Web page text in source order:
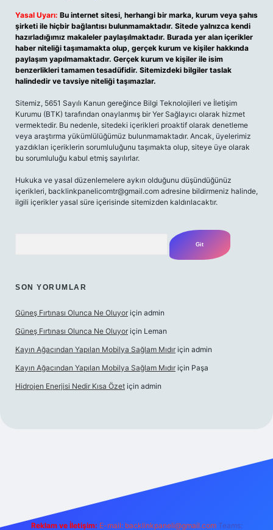
Yasal Uyarı: Bu internet sitesi, herhangi bir marka, kurum veya şahıs
şirketi ile hiçbir bağlantısı bulunmamaktadır. Sitede yalnızca kendi
hazırladığımız makaleler paylaşılmaktadır. Burada yer alan içerikler
haber niteliği taşımamakta olup, gerçek kurum ve kişiler hakkında
paylaşım yapılmamaktadır. Gerçek kurum ve kişiler ile isim
benzerlikleri tamamen tesadüfidir. Sitemizdeki bilgiler taslak
halindedir ve tavsiye niteliği taşımazlar.
Sitemiz, 5651 Sayılı Kanun gereğince Bilgi Teknolojileri ve İletişim
Kurumu (BTK) tarafından onaylanmış bir Yer Sağlayıcı olarak hizmet
vermektedir. Bu nedenle, sitedeki içerikleri proaktif olarak denetleme
veya araştırma yükümlülüğümüz bulunmamaktadır. Ancak, üyelerimiz
yazdıkları içeriklerin sorumluluğunu taşımakta olup, siteye üye olarak
bu sorumluluğu kabul etmiş sayılırlar.
Hukuka ve yasal düzenlemelere aykırı olduğunu düşündüğünüz
içerikleri, backlinkpanelicomtr@gmail.com adresine bildirmeniz halinde,
ilgili içerikler yasal süre içerisinde sitemizden kaldırılacaktır.
SON YORUMLAR
Güneş Fırtınası Olunca Ne Oluyor için admin
Güneş Fırtınası Olunca Ne Oluyor için Leman
Kayın Ağacından Yapılan Mobilya Sağlam Mıdır için admin
Kayın Ağacından Yapılan Mobilya Sağlam Mıdır için Paşa
Hidrojen Enerjisi Nedir Kısa Özet için admin
https://www.betexper.xyz/
Reklam ve İletişim: E-mail: backlinkpaneli@gmail.com Teams: